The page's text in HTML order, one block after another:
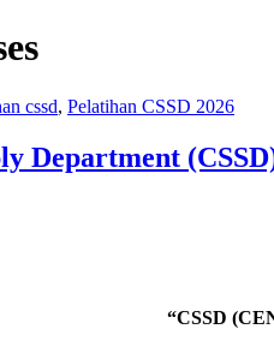
cssd, Pelatihan CSSD 2026
Department
“CSSD